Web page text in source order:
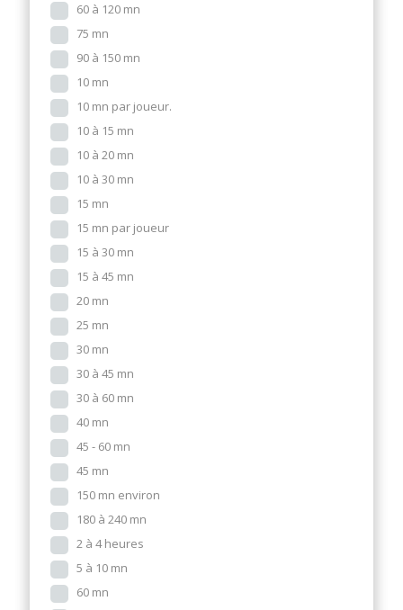
60 à 120 mn
75 mn
90 à 150 mn
10 mn
10 mn par joueur.
10 à 15 mn
10 à 20 mn
10 à 30 mn
15 mn
15 mn par joueur
15 à 30 mn
15 à 45 mn
20 mn
25 mn
30 mn
30 à 45 mn
30 à 60 mn
40 mn
45 - 60 mn
45 mn
150 mn environ
180 à 240 mn
2 à 4 heures
5 à 10 mn
60 mn